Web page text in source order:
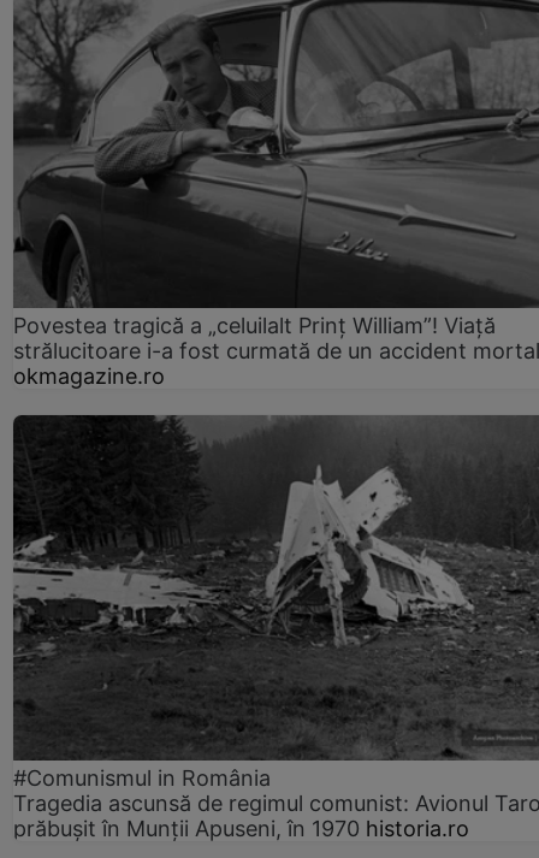
Povestea tragică a „celuilalt Prinț William”! Viață
strălucitoare i-a fost curmată de un accident mortal
okmagazine.ro
#Comunismul in România
Tragedia ascunsă de regimul comunist: Avionul
prăbușit în Munții Apuseni, în 1970 historia.ro